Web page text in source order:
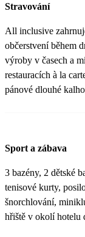
Stravování
All inclusive
občerstvení během
výroby v časech a
restauracích à la
pánové dlouhé
Sport a zábava
3 bazény, 2 dětské
tenisové kurty,
šnorchlování,
hřiště v okolí hotelu